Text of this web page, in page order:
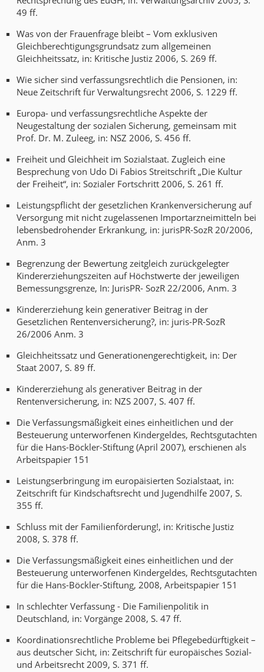
49 ff.
Was von der Frauenfrage bleibt – Vom exklusiven
Gleichberechtigungsgrundsatz zum allgemeinen
Gleichheitssatz, in: Kritische Justiz 2006, S. 269 ff.
Wie sicher sind verfassungsrechtlich die Pensionen, in:
Neue Zeitschrift für Verwaltungsrecht 2006, S. 1229 ff.
Europa- und verfassungsrechtliche Aspekte der
Neugestaltung der sozialen Sicherung, gemeinsam mit
Prof. Dr. M. Zuleeg, in: NSZ 2006, S. 456 ff.
Freiheit und Gleichheit im Sozialstaat. Zugleich eine
Besprechung von Udo Di Fabios Streitschrift „Die Kultur
der Freiheit“, in: Sozialer Fortschritt 2006, S. 261 ff.
Leistungspflicht der gesetzlichen Krankenversicherung auf
Versorgung mit nicht zugelassenen Importarzneimitteln bei
lebensbedrohender Erkrankung, in: jurisPR-SozR 20/2006,
Anm. 3
Begrenzung der Bewertung zeitgleich zurückgelegter
Kindererziehungszeiten auf Höchstwerte der jeweiligen
Bemessungsgrenze, In: JurisPR- SozR 22/2006, Anm. 3
Kindererziehung kein generativer Beitrag in der
Gesetzlichen Rentenversicherung?, in: juris-PR-SozR
26/2006 Anm. 3
Gleichheitssatz und Generationengerechtigkeit, in: Der
Staat 2007, S. 89 ff.
Kindererziehung als generativer Beitrag in der
Rentenversicherung, in: NZS 2007, S. 407 ff.
Die Verfassungsmäßigkeit eines einheitlichen und der
Besteuerung unterworfenen Kindergeldes, Rechtsgutachten
für die Hans-Böckler-Stiftung (April 2007), erschienen als
Arbeitspapier 151
Leistungserbringung im europäisierten Sozialstaat, in:
Zeitschrift für Kindschaftsrecht und Jugendhilfe 2007, S.
355 ff.
Schluss mit der Familienförderung!, in: Kritische Justiz
2008, S. 378 ff.
Die Verfassungsmäßigkeit eines einheitlichen und der
Besteuerung unterworfenen Kindergeldes, Rechtsgutachten
für die Hans-Böckler-Stiftung, 2008, Arbeitspapier 151
In schlechter Verfassung - Die Familienpolitik in
Deutschland, in: Vorgänge 2008, S. 47 ff.
Koordinationsrechtliche Probleme bei Pflegebedürftigkeit –
aus deutscher Sicht, in: Zeitschrift für europäisches Sozial-
und Arbeitsrecht 2009, S. 371 ff.